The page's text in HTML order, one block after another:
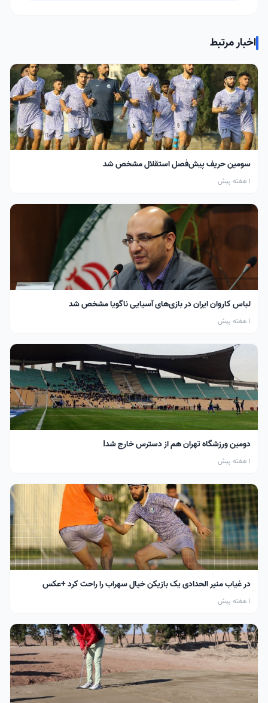
اخبار مرتبط
سومین حریف پیش‌فصل استقلال مشخص شد
1 هفته پیش
لباس کاروان ایران در بازی‌های آسیایی ناگویا مشخص شد
1 هفته پیش
دومین ورزشگاه تهران هم از دسترس خارج شد!
1 هفته پیش
در غیاب منیر الحدادی یک بازیکن خیال سهراب را راحت کرد +عکس
1 هفته پیش